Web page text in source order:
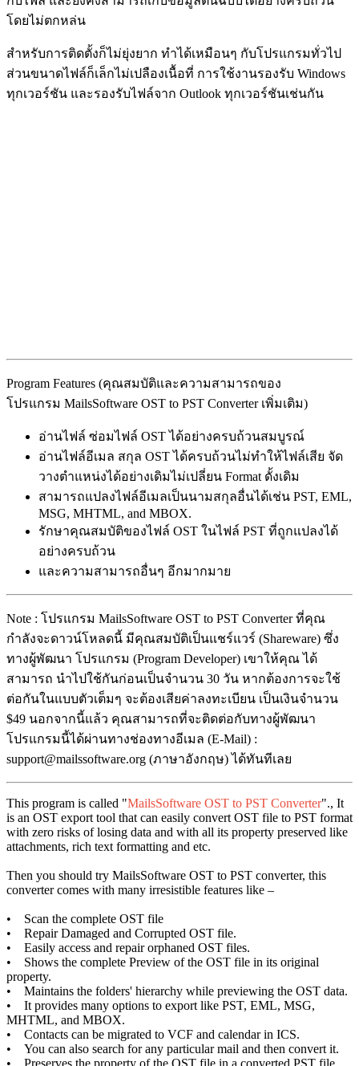
โดยไม่ตกหล่น
สำหรับการติดตั้งก็ไม่ยุ่งยาก ทำได้เหมือนๆ กับโปรแกรมทั่วไป
ส่วนขนาดไฟล์ก็เล็กไม่เปลืองเนื้อที่ การใช้งานรองรับ Windows
ทุกเวอร์ชัน และรองรับไฟล์จาก Outlook ทุกเวอร์ชันเช่นกัน
Program Features (คุณสมบัติและความสามารถของ
โปรแกรม MailsSoftware OST to PST Converter เพิ่มเติม)
อ่านไฟล์ ซ่อมไฟล์ OST ได้อย่างครบถ้วนสมบูรณ์
อ่านไฟล์อีเมล สกุล OST ได้ครบถ้วนไม่ทำให้ไฟล์เสีย จัด
วางตำแหน่งได้อย่างเดิมไม่เปลี่ยน Format ดั้งเดิม
สามารถแปลงไฟล์อีเมลเป็นนามสกุลอื่นได้เช่น PST, EML,
MSG, MHTML, and MBOX.
รักษาคุณสมบัติของไฟล์ OST ในไฟล์ PST ที่ถูกแปลงได้
อย่างครบถ้วน
และความสามารถอื่นๆ อีกมากมาย
Note : โปรแกรม MailsSoftware OST to PST Converter ที่คุณ
กำลังจะดาวน์โหลดนี้ มีคุณสมบัติเป็นแชร์แวร์ (Shareware) ซึ่ง
ทางผู้พัฒนา โปรแกรม (Program Developer) เขาให้คุณ ได้
สามารถ นำไปใช้กันก่อนเป็นจำนวน 30 วัน หากต้องการจะใช้
ต่อกันในแบบตัวเต็มๆ จะต้องเสียค่าลงทะเบียน เป็นเงินจำนวน
$49 นอกจากนี้แล้ว คุณสามารถที่จะติดต่อกับทางผู้พัฒนา
โปรแกรมนี้ได้ผ่านทางช่องทางอีเมล (E-Mail) :
support@mailssoftware.org (ภาษาอังกฤษ) ได้ทันทีเลย
This program is called "MailsSoftware OST to PST Converter"., It
is an OST export tool that can easily convert OST file to PST format
with zero risks of losing data and with all its property preserved like
attachments, rich text formatting and etc.
Then you should try MailsSoftware OST to PST converter, this
converter comes with many irresistible features like –
• Scan the complete OST file
• Repair Damaged and Corrupted OST file.
• Easily access and repair orphaned OST files.
• Shows the complete Preview of the OST file in its original
property.
• Maintains the folders' hierarchy while previewing the OST data.
• It provides many options to export like PST, EML, MSG,
MHTML, and MBOX.
• Contacts can be migrated to VCF and calendar in ICS.
• You can also search for any particular mail and then convert it.